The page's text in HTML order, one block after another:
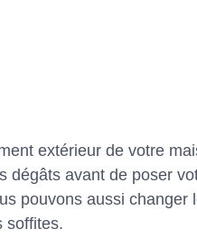
extérieur de votre
dégâts avant de poser
pouvons aussi changer
soffites.